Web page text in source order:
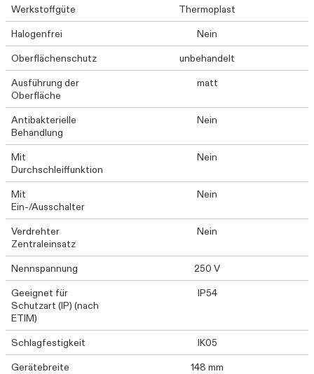
Werkstoffgüte
Thermoplast
Halogenfrei
Nein
Oberflächenschutz
unbehandelt
Ausführung der
Oberfläche
matt
Antibakterielle
Behandlung
Nein
Mit
Durchschleiffunktion
Nein
Mit
Ein-/Ausschalter
Nein
Verdrehter
Zentraleinsatz
Nein
Nennspannung
250 V
Geeignet für
Schutzart (IP) (nach
ETIM)
IP54
Schlagfestigkeit
IK05
Gerätebreite
148 mm